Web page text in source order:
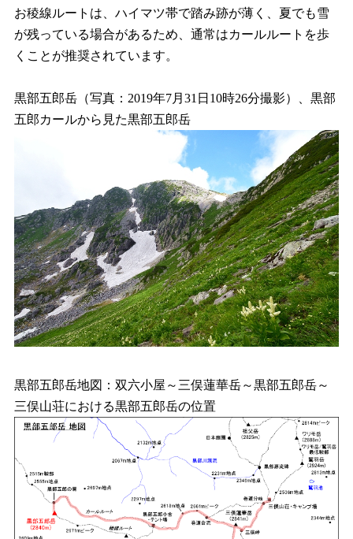
お稜線ルートは、ハイマツ帯で踏み跡が薄く、夏でも雪
が残っている場合があるため、通常はカールルートを歩
くことが推奨されています。
黒部五郎岳（写真：2019年7月31日10時26分撮影）、黒部
五郎カールから見た黒部五郎岳
黒部五郎岳地図：双六小屋～三俣蓮華岳～黒部五郎岳～
三俣山荘における黒部五郎岳の位置